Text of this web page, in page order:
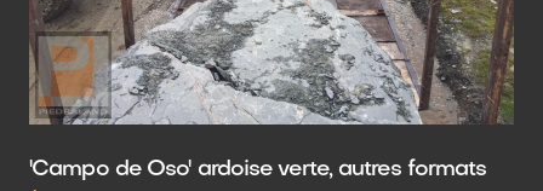
'Campo de Oso' ardoise verte, autres formats